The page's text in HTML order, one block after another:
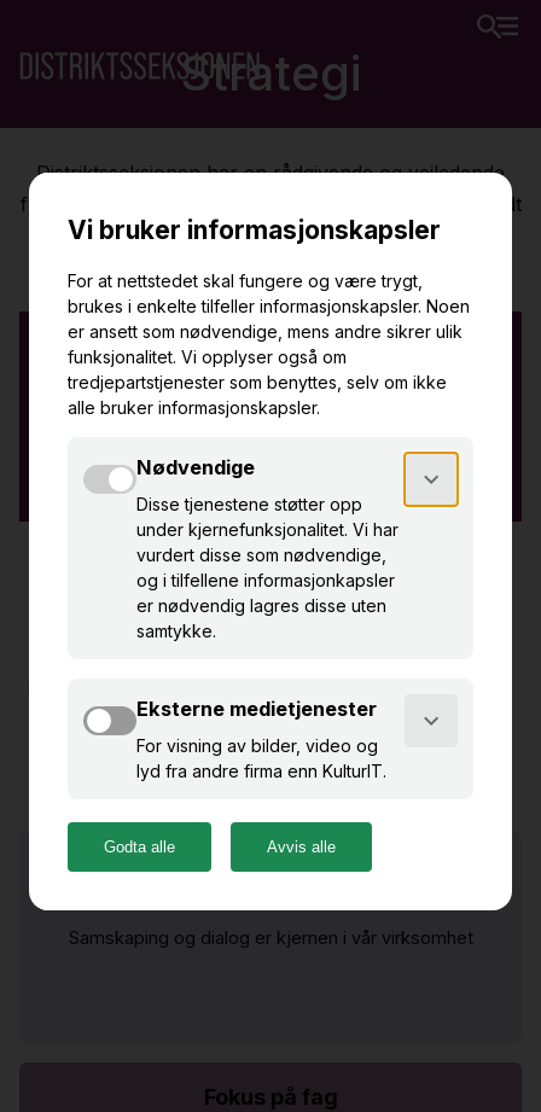
Strategi
Distriktsseksjonen har en rådgivende og veiledende
funksjon, som skal bistå minoritetseierne i Museet Midt
IKS, lag og frivillige i Namdalen innen museums- og
Visjon
Distriktene er viktige bærebjelker i vårt samfunn, og
gjennom faglig styrking innen museum og
samfunnsutvikling i distriktene i Namdalen.
Hovedmål
museums- og kulturarv i hele Namdalen gjennom tid
og rom.
Samarbeid er nøkkelen
Samskaping og dialog er kjernen i vår virksomhet
Fokus på fag